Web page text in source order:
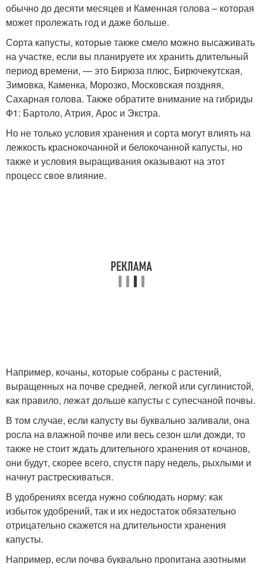
обычно до десяти месяцев и Каменная голова – которая
может пролежать год и даже больше.
Сорта капусты, которые также смело можно высаживать
на участке, если вы планируете их хранить длительный
период времени, — это Бирюза плюс, Бирючекутская,
Зимовка, Каменка, Морозко, Московская поздняя,
Сахарная голова. Также обратите внимание на гибриды
Ф1: Бартоло, Атрия, Арос и Экстра.
Но не только условия хранения и сорта могут влиять на
лежкость краснокочанной и белокочанной капусты, но
также и условия выращивания оказывают на этот
процесс свое влияние.
Например, кочаны, которые собраны с растений,
выращенных на почве средней, легкой или суглинистой,
как правило, лежат дольше капусты с супесчаной почвы.
В том случае, если капусту вы буквально заливали, она
росла на влажной почве или весь сезон шли дожди, то
также не стоит ждать длительного хранения от кочанов,
они будут, скорее всего, спустя пару недель, рыхлыми и
начнут растрескиваться.
В удобрениях всегда нужно соблюдать норму: как
избыток удобрений, так и их недостаток обязательно
отрицательно скажется на длительности хранения
капусты.
Например, если почва буквально пропитана азотными